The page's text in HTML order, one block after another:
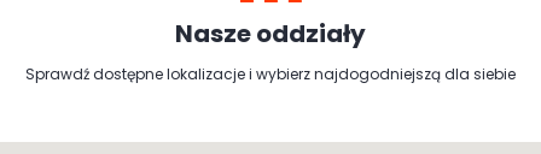
Nasze oddziały
Sprawdź dostępne lokalizacje i wybierz najdogodniejszą dla siebie